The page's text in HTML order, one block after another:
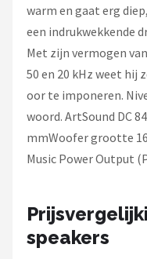
warm en gaat erg
een indrukwekkende
Met zijn vermogen
50 en 20 kHz weet hij
oor te imponeren.
woord. ArtSound DC
mmWoofer grootte
Music Power Output
speakers